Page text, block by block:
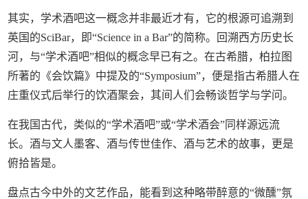
其实，学术酒吧这一概念并非最近才有，它的根源可追溯到
英国的SciBar，即“Science in a Bar”的简称。回溯西方历史长
河，与“学术酒吧”相似的概念早已有之。在古希腊，柏拉图
所著的《会饮篇》中提及的“Symposium”，便是指古希腊人在
庄重仪式后举行的饮酒聚会，其间人们会畅谈哲学与学问。
在我国古代，类似的“学术酒吧”或“学术酒会”同样源远流
长。酒与文人墨客、酒与传世佳作、酒与艺术的故事，更是
俯拾皆是。
盘点古今中外的文艺作品，能看到这种略带醉意的“微醺”氛